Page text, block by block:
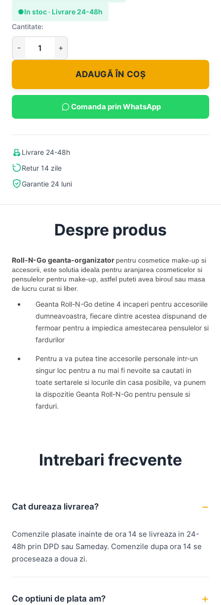
●In stoc · Livrare 24-48h
Cantitate:
ADAUGĂ ÎN COȘ
Comanda prin WhatsApp
Livrare 24-48h
Retur 14 zile
Garantie 24 luni
Despre produs
Roll-N-Go geanta-organizator pentru cosmetice make-up si
accesorii, este solutia ideala pentru aranjarea cosmeticelor si
pensulelor pentru make-up, astfel puteti avea biroul sau masa
de lucru curat si liber.
Geanta Roll-N-Go detine 4 incaperi pentru accesoriile
dumneavoastra, fiecare dintre acestea dispunand de
fermoar pentru a impiedica amestecarea pensulelor si
fardurilor
Pentru a va putea tine accesorile personale intr-un
singur loc pentru a nu mai fi nevoite sa cautati in
toate sertarele si locurile din casa posibile, va punem
la dispozitie Geanta Roll-N-Go pentru pensule si
farduri.
Intrebari frecvente
Cat dureaza livrarea?
Comenzile plasate inainte de ora 14 se livreaza in 24-
48h prin DPD sau Sameday. Comenzile dupa ora 14 se
proceseaza a doua zi.
Ce optiuni de plata am?